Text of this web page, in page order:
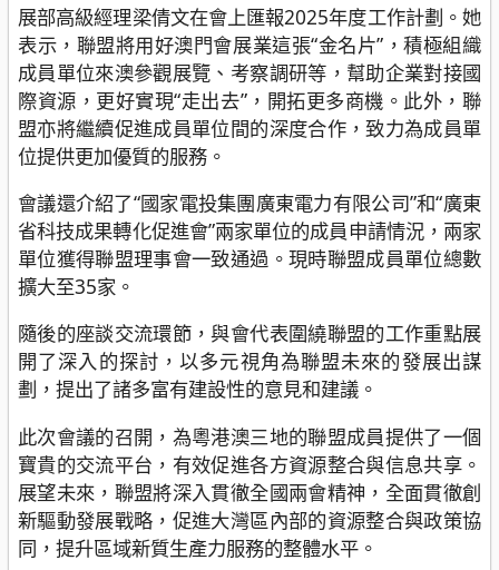
展部高級經理梁倩文在會上匯報2025年度工作計劃。她
表示，聯盟將用好澳門會展業這張“金名片”，積極組織
成員單位來澳參觀展覽、考察調研等，幫助企業對接國
際資源，更好實現“走出去”，開拓更多商機。此外，聯
盟亦將繼續促進成員單位間的深度合作，致力為成員單
位提供更加優質的服務。
會議還介紹了“國家電投集團廣東電力有限公司”和“廣東
省科技成果轉化促進會”兩家單位的成員申請情況，兩家
單位獲得聯盟理事會一致通過。現時聯盟成員單位總數
擴大至35家。
隨後的座談交流環節，與會代表圍繞聯盟的工作重點展
開了深入的探討，以多元視角為聯盟未來的發展出謀
劃，提出了諸多富有建設性的意見和建議。
此次會議的召開，為粵港澳三地的聯盟成員提供了一個
寶貴的交流平台，有效促進各方資源整合與信息共享。
展望未來，聯盟將深入貫徹全國兩會精神，全面貫徹創
新驅動發展戰略，促進大灣區內部的資源整合與政策協
同，提升區域新質生產力服務的整體水平。